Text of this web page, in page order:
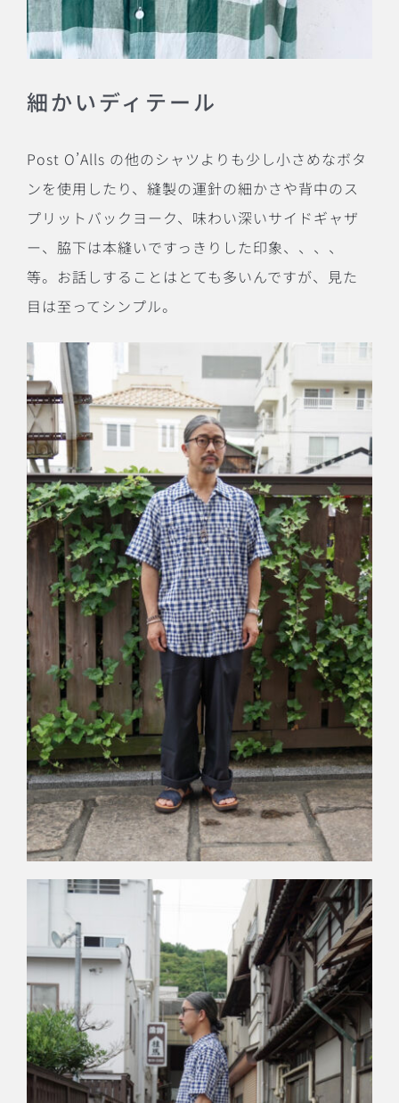
細かいディテール
Post O’Alls の他のシャツよりも少し小さめなボタ
ンを使用したり、縫製の運針の細かさや背中のス
プリットバックヨーク、味わい深いサイドギャザ
ー、脇下は本縫いですっきりした印象、、、、
等。お話しすることはとても多いんですが、見た
目は至ってシンプル。